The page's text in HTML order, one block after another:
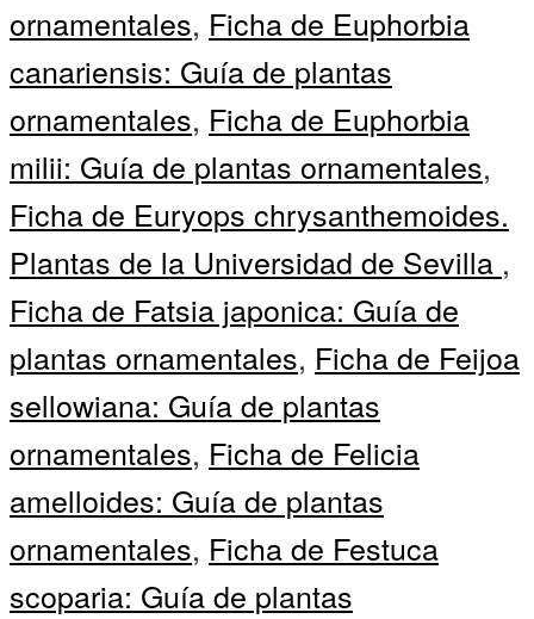
ornamentales, Ficha de Euphorbia
canariensis: Guía de plantas
ornamentales, Ficha de Euphorbia
milii: Guía de plantas ornamentales,
Ficha de Euryops chrysanthemoides.
Plantas de la Universidad de Sevilla ,
Ficha de Fatsia japonica: Guía de
plantas ornamentales, Ficha de Feijoa
sellowiana: Guía de plantas
ornamentales, Ficha de Felicia
amelloides: Guía de plantas
ornamentales, Ficha de Festuca
scoparia: Guía de plantas